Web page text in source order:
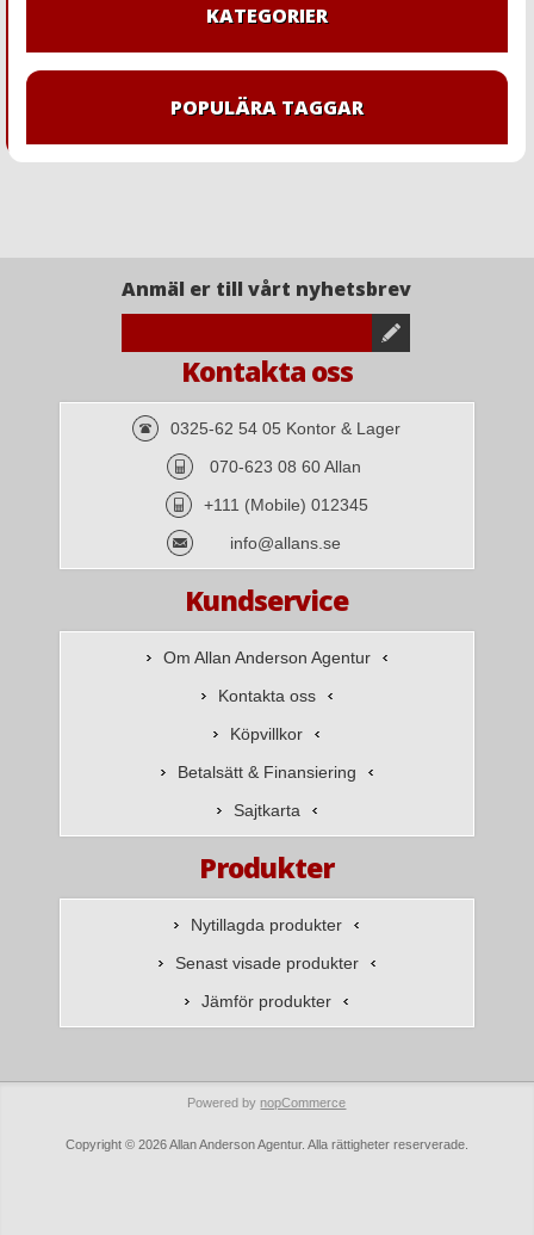
KATEGORIER
POPULÄRA TAGGAR
Anmäl er till vårt nyhetsbrev
Kontakta oss
0325-62 54 05 Kontor & Lager
070-623 08 60 Allan
+111 (Mobile) 012345
info@allans.se
Kundservice
Om Allan Anderson Agentur
Kontakta oss
Köpvillkor
Betalsätt & Finansiering
Sajtkarta
Produkter
Nytillagda produkter
Senast visade produkter
Jämför produkter
Powered by nopCommerce
Copyright © 2026 Allan Anderson Agentur. Alla rättigheter reserverade.